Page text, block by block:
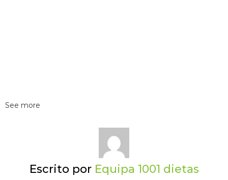
See more
Escrito por Equipa 1001 dietas